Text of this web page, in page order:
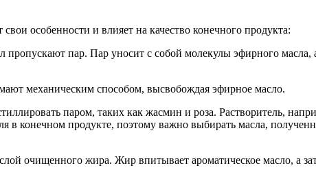
особенности и влияет на качество конечного продукта:
пар. Пар уносит с собой молекулы эфирного масла,
механическим способом, высвобождая эфирное масло.
паром, таких как жасмин и роза. Растворитель,
в конечном продукте, поэтому важно выбирать масла,
очищенного жира. Жир впитывает ароматическое масло, а